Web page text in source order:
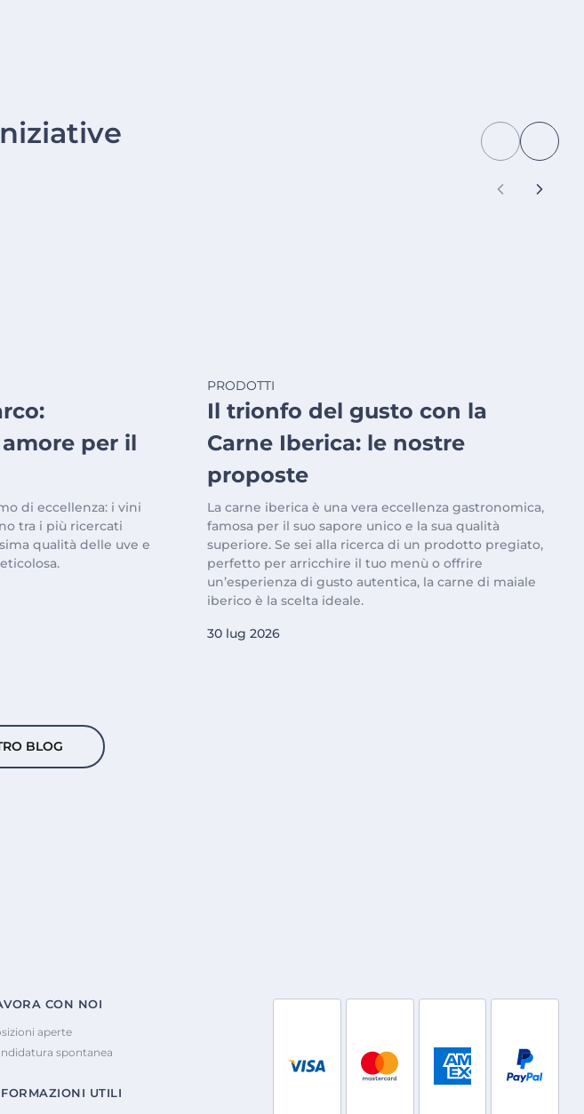
per il
di eccellenza: i vini
tra i più ricercati
qualità delle uve e
PRODOTTI
Il trionfo del gusto con la
Carne Iberica: le nostre
proposte
La carne iberica è una vera eccellenza gastronomica,
famosa per il suo sapore unico e la sua qualità
superiore. Se sei alla ricerca di un prodotto pregiato,
perfetto per arricchire il tuo menù o offrire
un’esperienza di gusto autentica, la carne di maiale
iberico è la scelta ideale.
30 lug 2026
BLOG
CON NOI
aperte
spontanea
UTILI